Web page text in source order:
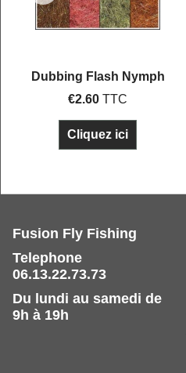
Dubbing Flash Nymph
€2.60 TTC
Cliquez ici
Fusion Fly Fishing
Telephone
06.13.22.73.73
Du lundi au samedi de
9h à 19h